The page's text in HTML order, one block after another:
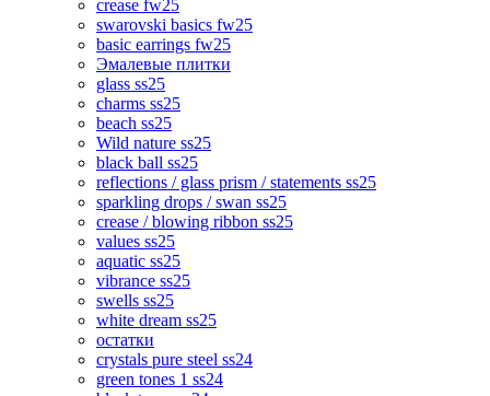
crease fw25
swarovski basics fw25
basic earrings fw25
Эмалевые плитки
glass ss25
charms ss25
beach ss25
Wild nature ss25
black ball ss25
reflections / glass prism / statements ss25
sparkling drops / swan ss25
crease / blowing ribbon ss25
values ss25
aquatic ss25
vibrance ss25
swells ss25
white dream ss25
остатки
crystals pure steel ss24
green tones 1 ss24